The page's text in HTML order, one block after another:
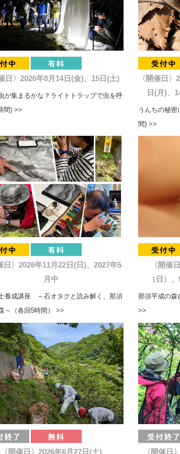
日〉2026年8月14日(金)、15日(土)
が集まるかな？ライトトラップで虫を呼
間) >>
〈開催日
日(月)、
うんちの秘
間) >>
日〉2026年11月22日(日)、2027年5
月中
養成講座 ～石オタクと読み解く、那須
～（各回5時間） >>
〈開催
（日）
那須平成の森
>>
〈開催日〉2026年6月27日(土) 〈開催日